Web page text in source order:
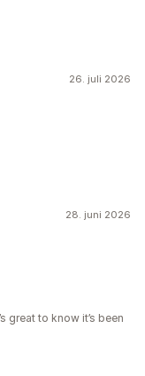
26. juli 2026
28. juni 2026
great to know it’s been